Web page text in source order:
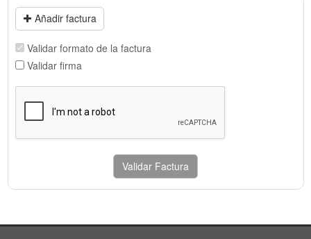
Añadir factura
Validar formato de la factura
Validar firma
Validar Factura